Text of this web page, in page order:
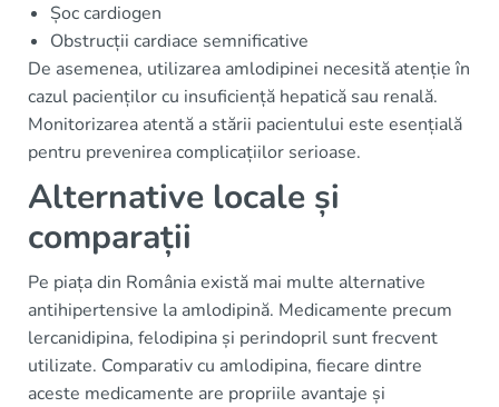
Șoc cardiogen
Obstrucții cardiace semnificative
De asemenea, utilizarea amlodipinei necesită atenție în
cazul pacienților cu insuficiență hepatică sau renală.
Monitorizarea atentă a stării pacientului este esențială
pentru prevenirea complicațiilor serioase.
Alternative locale și
comparații
Pe piața din România există mai multe alternative
antihipertensive la amlodipină. Medicamente precum
lercanidipina, felodipina și perindopril sunt frecvent
utilizate. Comparativ cu amlodipina, fiecare dintre
aceste medicamente are propriile avantaje și